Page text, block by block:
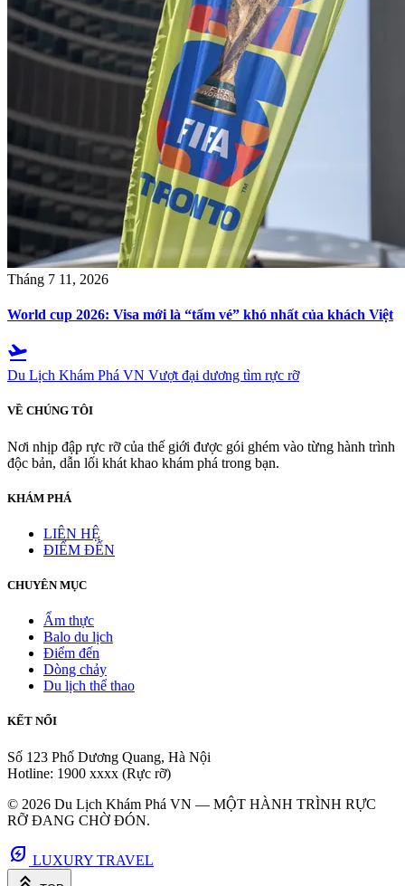
Tháng 7 11, 2026
World cup 2026: Visa mới là “tấm vé” khó nhất của khách Việt
flight_takeoff
Du Lịch Khám Phá VN Vượt đại dương tìm rực rỡ
VỀ CHÚNG TÔI
Nơi nhịp đập rực rỡ của thế giới được gói ghém vào từng hành trình
độc bản, dẫn lối khát khao khám phá trong bạn.
KHÁM PHÁ
LIÊN HỆ
ĐIỂM ĐẾN
CHUYÊN MỤC
Ẩm thực
Balo du lịch
Điểm đến
Dòng chảy
Du lịch thể thao
KẾT NỐI
Số 123 Phố Dương Quang, Hà Nội
Hotline: 1900 xxxx (Rực rỡ)
© 2026 Du Lịch Khám Phá VN — MỘT HÀNH TRÌNH RỰC
RỠ ĐANG CHỜ ĐÓN.
energy_savings_leaf LUXURY TRAVEL